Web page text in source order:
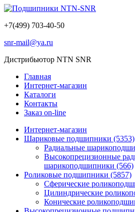
+7(499) 703-40-50
snr-mail@ya.ru
Дистрибьютор NTN SNR
Главная
Интернет-магазин
Каталоги
Контакты
Заказ on-line
Интернет-магазин
Шариковые подшипники (5353)
Радиальные
Высокопрецизионные
шарикоподшипники (566)
Роликовые подшипники (5857)
Сферические
Цилиндрические
Конические